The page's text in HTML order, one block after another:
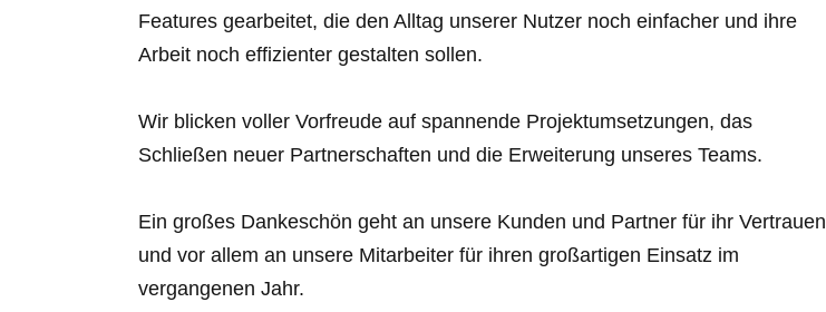
Features gearbeitet, die den Alltag unserer Nutzer noch einfacher und ihre
Arbeit noch effizienter gestalten sollen.
Wir blicken voller Vorfreude auf spannende Projektumsetzungen, das
Schließen neuer Partnerschaften und die Erweiterung unseres Teams.
Ein großes Dankeschön geht an unsere Kunden und Partner für ihr Vertrauen
und vor allem an unsere Mitarbeiter für ihren großartigen Einsatz im
vergangenen Jahr.